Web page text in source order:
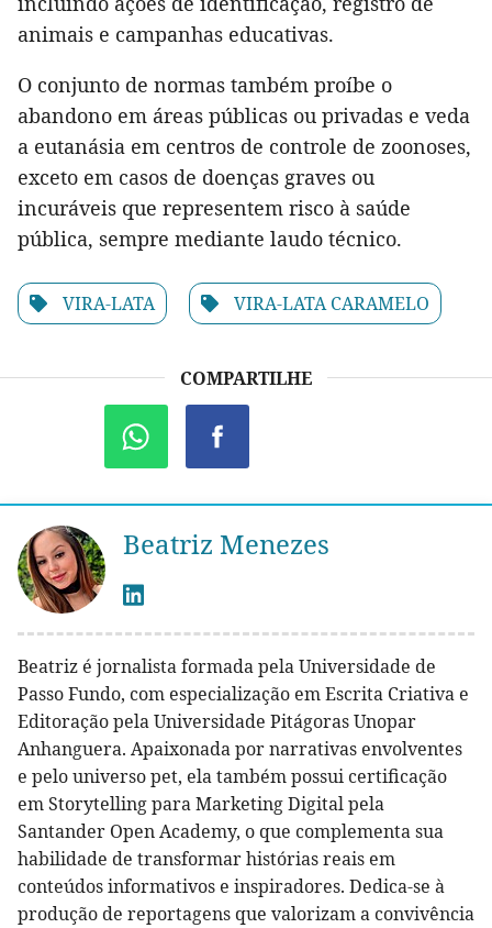
animais e campanhas educativas.
O conjunto de normas também proíbe o
abandono em áreas públicas ou privadas e veda
a eutanásia em centros de controle de zoonoses,
exceto em casos de doenças graves ou
incuráveis que representem risco à saúde
pública, sempre mediante laudo técnico.
VIRA-LATA VIRA-LATA CARAMELO
COMPARTILHE
Beatriz Menezes
Beatriz é jornalista formada pela Universidade de
Passo Fundo, com especialização em Escrita Criativa e
Editoração pela Universidade Pitágoras Unopar
Anhanguera. Apaixonada por narrativas envolventes
e pelo universo pet, ela também possui certificação
em Storytelling para Marketing Digital pela
Santander Open Academy, o que complementa sua
habilidade de transformar histórias reais em
conteúdos informativos e inspiradores. Dedica-se à
produção de reportagens que valorizam a convivência